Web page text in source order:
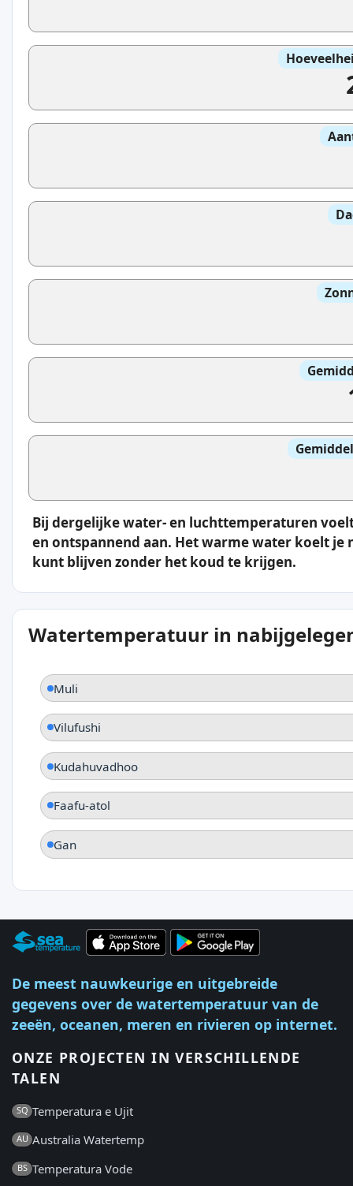
Bij dergelijke water- en luchttemperaturen
en ontspannend aan. Het warme water koelt
kunt blijven zonder het koud te krijgen.
Watertemperatuur in
Muli
Vilufushi
Kudahuvadhoo
Faafu-atol
Gan
De meest nauwkeurige en uitgebreide
gegevens over de watertemperatuur van de
zeeën, oceanen, meren en rivieren op internet.
ONZE PROJECTEN IN VERSCHILLENDE
TALEN
SQ Temperatura e Ujit
AU Australia Watertemp
BS Temperatura Vode